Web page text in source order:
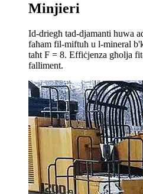
Minjieri
Id-driegħ tad-djamanti huwa
faħam fil-miftuħ u l-mineral
taħt F = 8. Effiċjenza għolja
falliment.